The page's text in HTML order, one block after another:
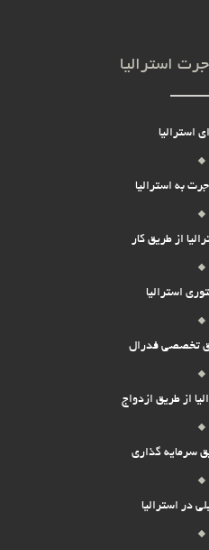
استرالیا
استرالیا
به استرالیا
از طریق کار
استرالیا
تخصصی فدرال
از طریق ازدواج
سرمایه گذاری
در استرالیا